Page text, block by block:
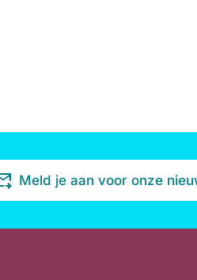
Meld je aan voor onze